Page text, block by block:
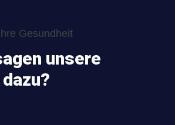
Gesundheit
unsere